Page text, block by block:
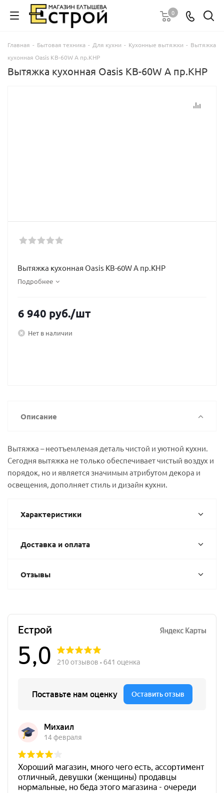
0
Главная - Бытовая техника - Для кухни - Кухонные вытяжки - Вытяжка
кухонная Oasis КB-60W A пр.КНР
Вытяжка кухонная Oasis КB-60W A пр.КНР
Вытяжка кухонная Oasis КB-60W A пр.КНР
Подробнее
6 940 руб./шт
Нет в наличии
Описание
Вытяжка – неотъемлемая деталь чистой и уютной кухни.
Сегодня вытяжка не только обеспечивает чистый воздух и
порядок, но и является значимым атрибутом декора и
освещения, дополняет стиль и дизайн кухни.
Характеристики
Доставка и оплата
Отзывы